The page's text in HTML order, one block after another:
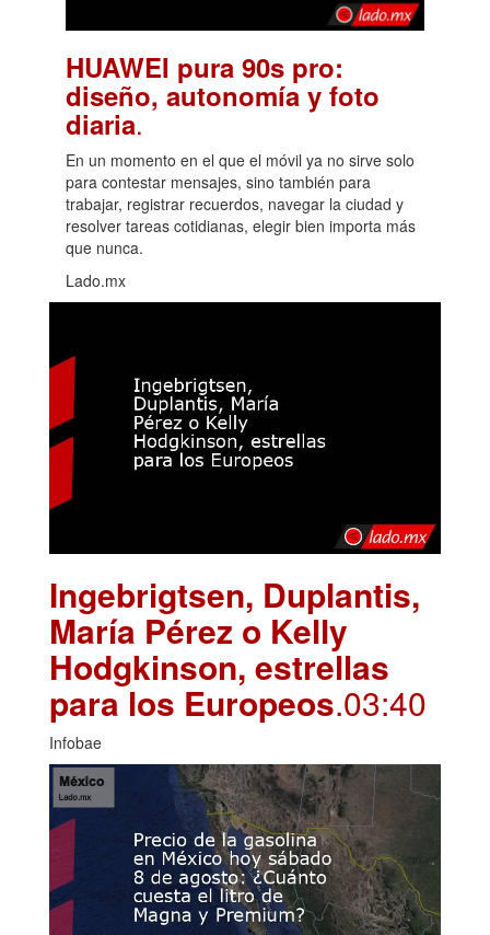
HUAWEI pura 90s pro:
diseño, autonomía y foto
diaria.
En un momento en el que el móvil ya no sirve solo
para contestar mensajes, sino también para
trabajar, registrar recuerdos, navegar la ciudad y
resolver tareas cotidianas, elegir bien importa más
que nunca.
Lado.mx
Ingebrigtsen, Duplantis,
María Pérez o Kelly
Hodgkinson, estrellas
para los Europeos.03:40
Infobae